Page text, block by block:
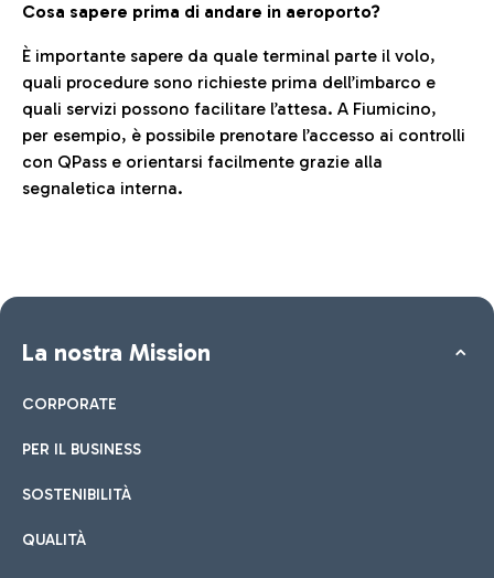
Cosa sapere prima di andare in aeroporto?
È importante sapere da quale terminal parte il volo,
quali procedure sono richieste prima dell’imbarco e
quali servizi possono facilitare l’attesa. A Fiumicino,
per esempio, è possibile prenotare l’accesso ai controlli
con QPass e orientarsi facilmente grazie alla
segnaletica interna.
La nostra Mission
CORPORATE
PER IL BUSINESS
SOSTENIBILITÀ
QUALITÀ